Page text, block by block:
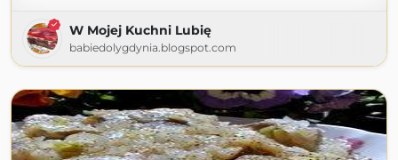
W Mojej Kuchni Lubię
babiedolygdynia.blogspot.com